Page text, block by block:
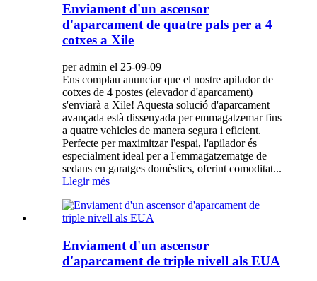
Enviament d'un ascensor
d'aparcament de quatre pals per a 4
cotxes a Xile
per admin el 25-09-09
Ens complau anunciar que el nostre apilador de
cotxes de 4 postes (elevador d'aparcament)
s'enviarà a Xile! Aquesta solució d'aparcament
avançada està dissenyada per emmagatzemar fins
a quatre vehicles de manera segura i eficient.
Perfecte per maximitzar l'espai, l'apilador és
especialment ideal per a l'emmagatzematge de
sedans en garatges domèstics, oferint comoditat...
Llegir més
Enviament d'un ascensor
d'aparcament de triple nivell als EUA